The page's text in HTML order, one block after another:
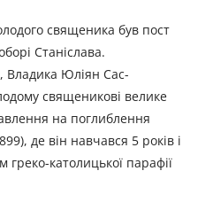
священика був пост
Станіслава.
Владика Юліян Сас-
священикові велике
на поглиблення
де він навчався 5 років і
католицької парафії